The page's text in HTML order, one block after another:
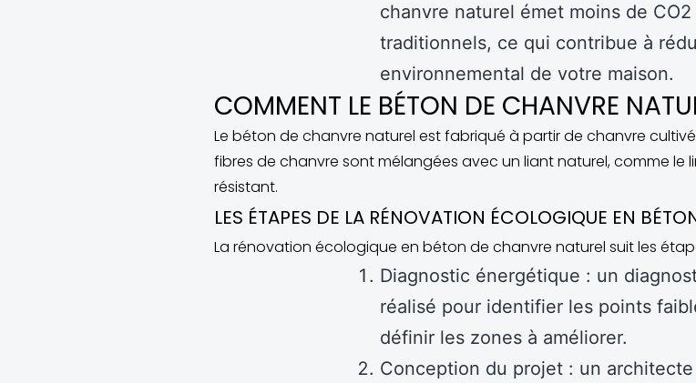
chanvre naturel émet moins de
traditionnels, ce qui contribue à
environnemental de votre maison.
COMMENT LE BÉTON DE CHANVRE
Le béton de chanvre naturel est fabriqué à partir de chanvre
fibres de chanvre sont mélangées avec un liant naturel, comme le
résistant.
LES ÉTAPES DE LA RÉNOVATION ÉCOLOGIQUE EN
La rénovation écologique en béton de chanvre naturel suit les
Diagnostic énergétique : un
réalisé pour identifier les points
définir les zones à améliorer.
Conception du projet : un